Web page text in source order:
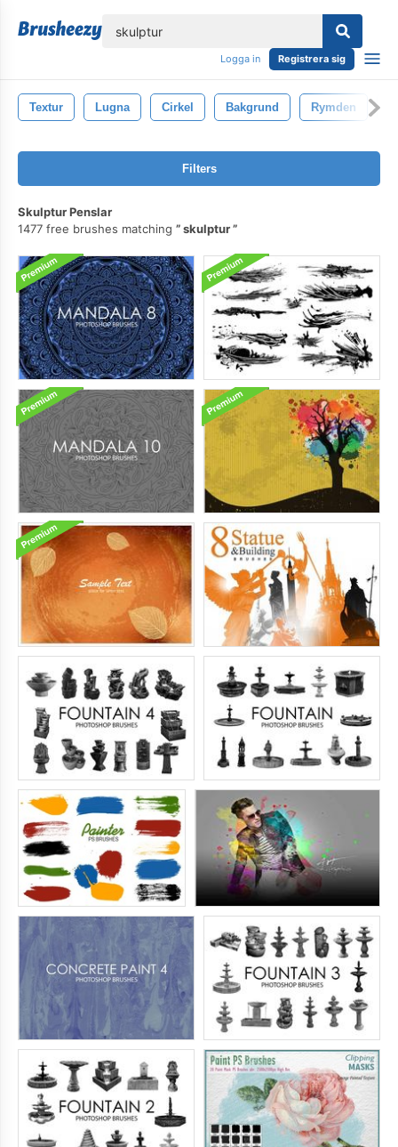
Logga in Registrera sig
Textur Lugna Cirkel Bakgrund Rymden
Filters
Skulptur Penslar
1477 free brushes matching
skulptur